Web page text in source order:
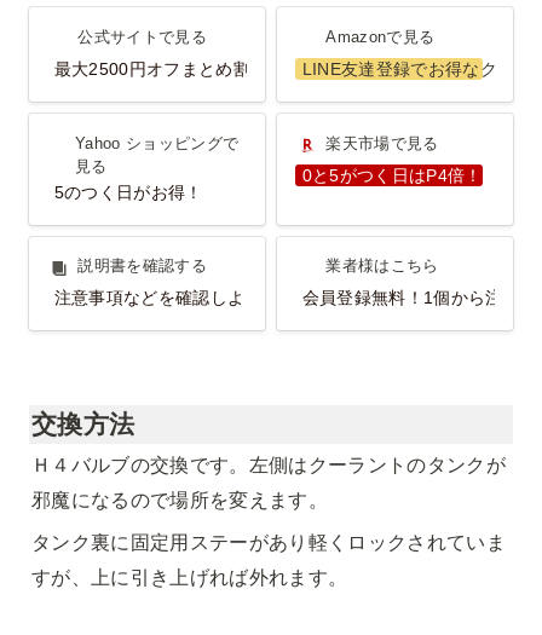
公式サイトで見る
公式サイトで見る
最大2500円オフまとめ割
Amazonで見る
Amazonで見る
LINE友達登録でお得なクーポ
Yahoo ショッピングで見
Yahoo ショッピングで
見る
5のつく日がお得！
楽天市場で見る
楽天市場で見る
0と5がつく日はP4倍！
説明書を確認する
説明書を確認する
注意事項などを確認しよう！
業者様はこちら
業者様はこちら
会員登録無料！1個から注文
交換方法
Ｈ４バルブの交換です。左側はクーラントのタンクが
邪魔になるので場所を変えます。
タンク裏に固定用ステーがあり軽くロックされていま
すが、上に引き上げれば外れます。